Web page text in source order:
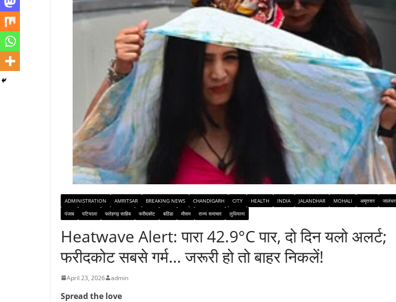
ADMINISTRATION AMRITSAR BREAKING NEWS CHANDIGARH CITY HEALTH INDIA JALANDHAR MOHALI अमृतसर जालंधर
पंजाब
पटियाला फतेहगढ़ साहिब फरीदकोट बठिंडा मौसम राज्य समाचार लुधियाना
Heatwave Alert: पारा 42.9°C पार, दो दिन यलो अलर्ट;
फरीदकोट सबसे गर्म… जरूरी हो तो बाहर निकलें!
April 23, 2026 admin
Spread the love